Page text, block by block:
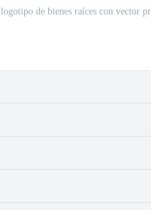
logotipo de bienes raíces con vector